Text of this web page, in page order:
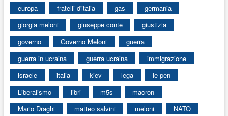
europa
fratelli d'italia gas
germania
giorgia meloni
giuseppe conte
giustizia
governo
Governo Meloni
guerra
guerra in ucraina
guerra ucraina
immigrazione
israele
italia kiev lega
le pen
Liberalismo
libri m5s
macron
Mario Draghi
matteo salvini meloni
NATO